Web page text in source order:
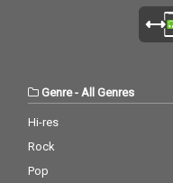
Genre- All Genres
Hi-res
Rock
Pop